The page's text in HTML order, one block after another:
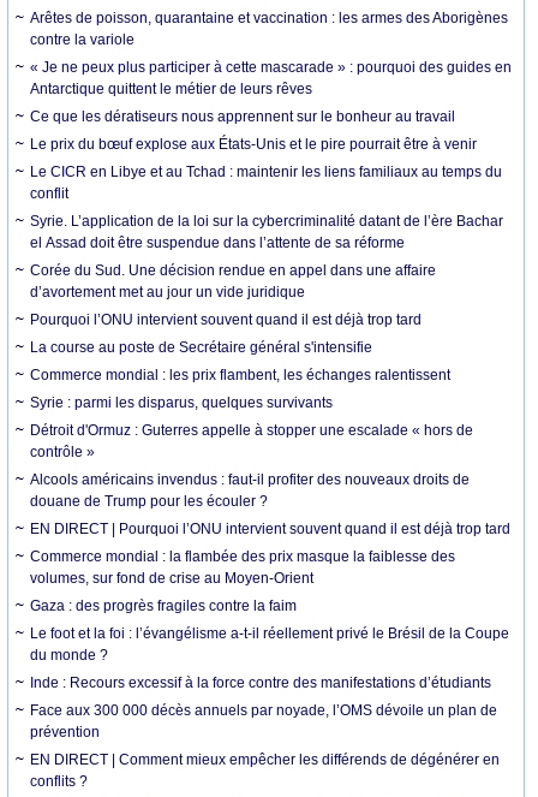
Arêtes de poisson, quarantaine et vaccination : les armes des Aborigènes
contre la variole
« Je ne peux plus participer à cette mascarade » : pourquoi des guides en
Antarctique quittent le métier de leurs rêves
Ce que les dératiseurs nous apprennent sur le bonheur au travail
Le prix du bœuf explose aux États-Unis et le pire pourrait être à venir
Le CICR en Libye et au Tchad : maintenir les liens familiaux au temps du
conflit
Syrie. L’application de la loi sur la cybercriminalité datant de l’ère Bachar
el Assad doit être suspendue dans l’attente de sa réforme
Corée du Sud. Une décision rendue en appel dans une affaire
d’avortement met au jour un vide juridique
Pourquoi l’ONU intervient souvent quand il est déjà trop tard
La course au poste de Secrétaire général s'intensifie
Commerce mondial : les prix flambent, les échanges ralentissent
Syrie : parmi les disparus, quelques survivants
Détroit d'Ormuz : Guterres appelle à stopper une escalade « hors de
contrôle »
Alcools américains invendus : faut-il profiter des nouveaux droits de
douane de Trump pour les écouler ?
EN DIRECT | Pourquoi l’ONU intervient souvent quand il est déjà trop tard
Commerce mondial : la flambée des prix masque la faiblesse des
volumes, sur fond de crise au Moyen-Orient
Gaza : des progrès fragiles contre la faim
Le foot et la foi : l’évangélisme a-t-il réellement privé le Brésil de la Coupe
du monde ?
Inde : Recours excessif à la force contre des manifestations d’étudiants
Face aux 300 000 décès annuels par noyade, l’OMS dévoile un plan de
prévention
EN DIRECT | Comment mieux empêcher les différends de dégénérer en
conflits ?